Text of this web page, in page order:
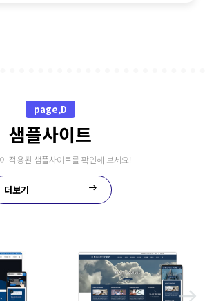
page,D
샘플사이트
적용된 샘플사이트를 확인해 보세요!
더보기 east
east